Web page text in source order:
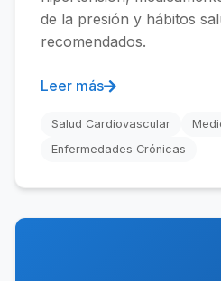
de la presión y hábitos
recomendados.
Leer más
Salud Cardiovascular
Enfermedades Crónicas